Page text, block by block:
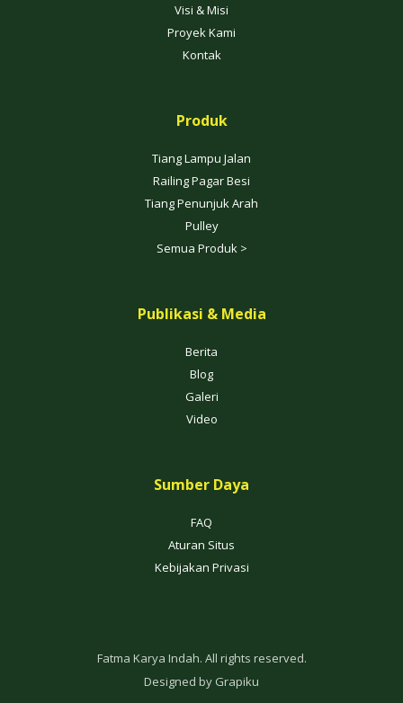
Visi & Misi
Proyek Kami
Kontak
Produk
Tiang Lampu Jalan
Railing Pagar Besi
Tiang Penunjuk Arah
Pulley
Semua Produk >
Publikasi & Media
Berita
Blog
Galeri
Video
Sumber Daya
FAQ
Aturan Situs
Kebijakan Privasi
Fatma Karya Indah. All rights reserved.
Designed by Grapiku